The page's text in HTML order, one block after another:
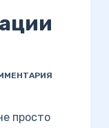
просто